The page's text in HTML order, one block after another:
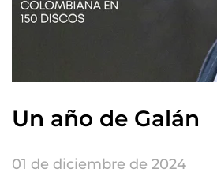
Un año de Galán
01 de diciembre de 2024